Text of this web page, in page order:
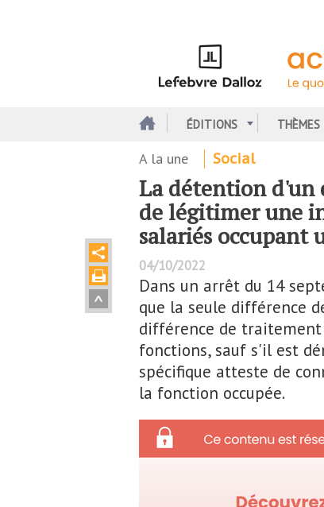
ÉDITIONS THÈMES
A la une Social
La détention d'un
de légitimer une
salariés occupant
04/10/2022
Dans un arrêt du 14
que la seule différence
différence de traitement
fonctions, sauf s'il est
spécifique atteste de
la fonction occupée.